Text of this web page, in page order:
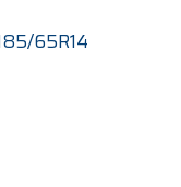
65R14